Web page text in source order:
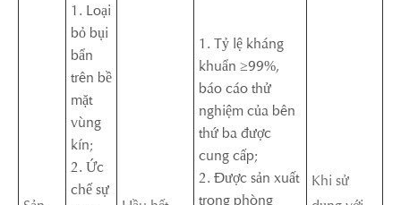
1. Loại
bỏ bụi
bẩn
trên bề
mặt
vùng
kín;
2. Ức
chế sự
1. Tỷ lệ kháng
khuẩn ≥99%,
báo cáo thử
nghiệm của bên
thứ ba được
cung cấp;
2. Được sản xuất
trong phòng
Khi sử